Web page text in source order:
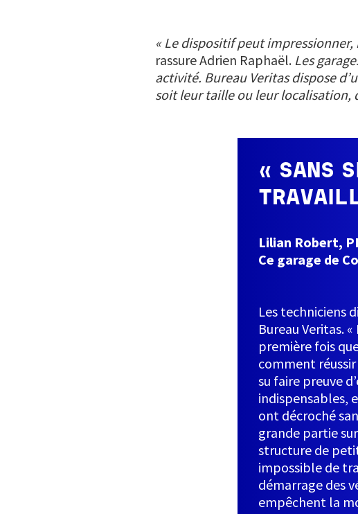
« Le dispositif peut
rassure Adrien Raphaël. Les
activité. Bureau Veritas dispose
soit leur taille ou leur localisation,
«SANS
Lilian Robert,
Ce garage de
Les techniciens
Bureau Veritas.
première fois
comment
su faire preuve
indispensables,
ont décroché
grande partie
structure de
impossible de
démarrage des
empêchent la